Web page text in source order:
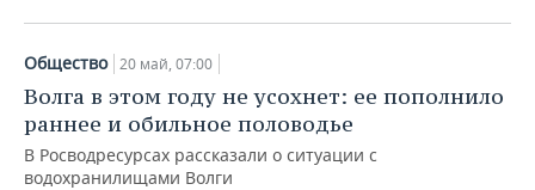
Общество 20 май, 07:00
Волга в этом году не усохнет: ее пополнило
раннее и обильное половодье
В Росводресурсах рассказали о ситуации с
водохранилищами Волги